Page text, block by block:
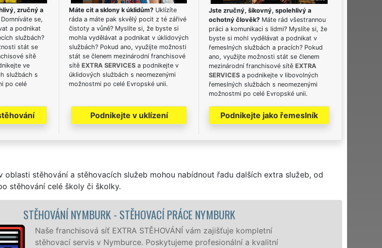
zručný a
se,
a podnikat
službách?
stát se
sítě
ve
službách s
po celé
Máte cit a sklony k úklidům?Uklízíte
ráda a máte pak skvělý pocit z té zářivé
čistoty a vůně? Myslíte si, že byste si
mohla vydělávat a podnikat v úklidových
službách? Pokud ano, využijte možnosti
stát se členem mezinárodní franchisové
sítě EXTRA SERVICESa podnikejte v
úklidových službách s neomezenými
možnostmi po celé Evropské unii.
Podnikejte v uklízení
Jste zručný, šikovný, spolehlivý a
ochotný člověk? Máte rád všestrannou
práci a komunikaci s lidmi? Myslíte si, že
byste si mohl vydělávat a podnikat v
řemeslných službách a pracích? Pokud
ano, využijte možnosti stát se členem
mezinárodní franchisové sítě EXTRA
SERVICES a podnikejte v libovolných
řemeslných službách s neomezenými
možnostmi po celé Evropské unii.
Podnikejte jako řemeslník
oblasti stěhování a stěhovacích služeb mohou nabídnout řadu dalších extra služeb, od
stěhování celé školy či školky.
kompletní
a kvalitní
STĚHOVACÍ SLUŽBA NYMBURK -
Poskytujeme stěhovací služby
speciální stěhovací technikou.